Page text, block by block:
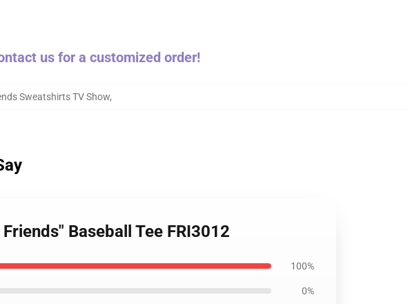
us for a customized order!
Sweatshirts TV Show,
Baseball Tee FRI3012
100%
0%